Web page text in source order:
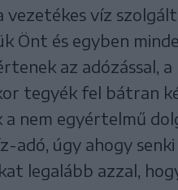
víz
Önt és egyben
az adózással,
tegyék fel bátran
a nem egyértelmű
úgy ahogy senki
legalább azzal,